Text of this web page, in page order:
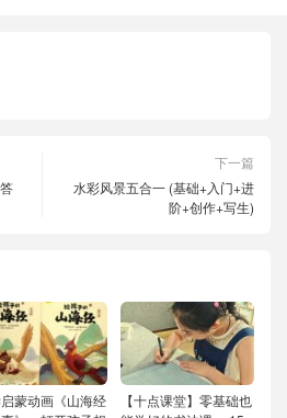
下一篇
水彩风景五合一 (基础+入门+进
阶+创作+写生)
蒙动画《山海经
【十点课堂】零基础也